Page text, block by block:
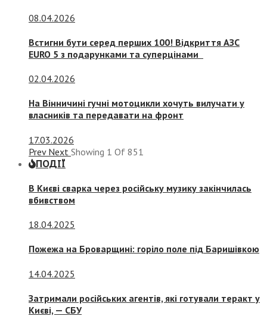
08.04.2026
Встигни бути серед перших 100! Відкриття АЗС
EURO 5 з подарунками та суперцінами
02.04.2026
На Вінничині гучні мотоцикли хочуть вилучати у
власників та передавати на фронт
17.03.2026
Prev Next Showing 1 Of 851
ПОДІЇ
В Києві сварка через російську музику закінчилась
вбивством
18.04.2025
Пожежа на Броварщині: горіло поле під Баришівкою
14.04.2025
Затримали російських агентів, які готували теракт у
Києві, — СБУ